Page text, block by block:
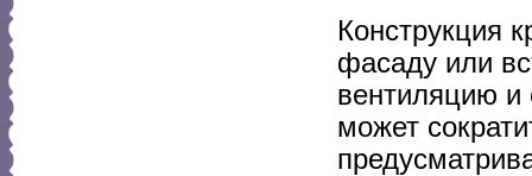
Конструкция
фасаду или
вентиляцию и
может